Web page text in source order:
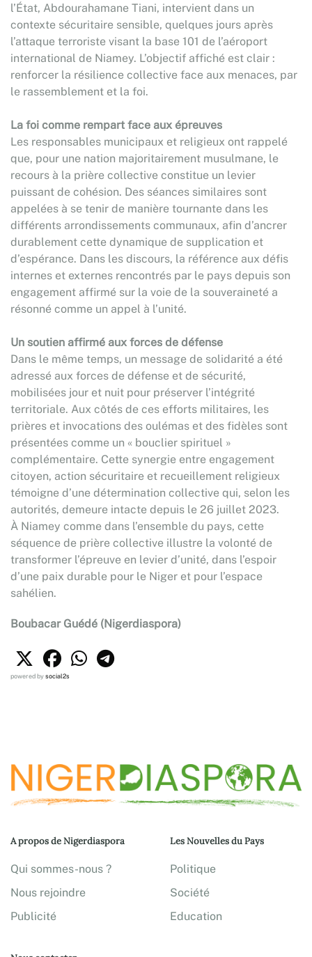
l’État, Abdourahamane Tiani, intervient dans un
contexte sécuritaire sensible, quelques jours après
l’attaque terroriste visant la base 101 de l’aéroport
international de Niamey. L’objectif affiché est clair :
renforcer la résilience collective face aux menaces, par
le rassemblement et la foi.
La foi comme rempart face aux épreuves
Les responsables municipaux et religieux ont rappelé
que, pour une nation majoritairement musulmane, le
recours à la prière collective constitue un levier
puissant de cohésion. Des séances similaires sont
appelées à se tenir de manière tournante dans les
différents arrondissements communaux, afin d’ancrer
durablement cette dynamique de supplication et
d’espérance. Dans les discours, la référence aux défis
internes et externes rencontrés par le pays depuis son
engagement affirmé sur la voie de la souveraineté a
résonné comme un appel à l’unité.
Un soutien affirmé aux forces de défense
Dans le même temps, un message de solidarité a été
adressé aux forces de défense et de sécurité,
mobilisées jour et nuit pour préserver l’intégrité
territoriale. Aux côtés de ces efforts militaires, les
prières et invocations des oulémas et des fidèles sont
présentées comme un « bouclier spirituel »
complémentaire. Cette synergie entre engagement
citoyen, action sécuritaire et recueillement religieux
témoigne d’une détermination collective qui, selon les
autorités, demeure intacte depuis le 26 juillet 2023.
À Niamey comme dans l’ensemble du pays, cette
séquence de prière collective illustre la volonté de
transformer l’épreuve en levier d’unité, dans l’espoir
d’une paix durable pour le Niger et pour l’espace
sahélien.
Boubacar Guédé (Nigerdiaspora)
powered bysocial2s
A propos de Nigerdiaspora
Qui sommes-nous ?
Nous rejoindre
Publicité
Les Nouvelles du Pays
Politique
Société
Education